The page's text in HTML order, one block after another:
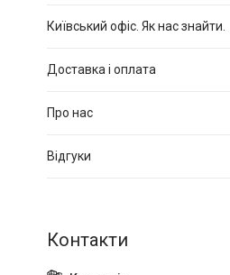
Київський офіс. Як нас знайти.
Доставка і оплата
Про нас
Відгуки